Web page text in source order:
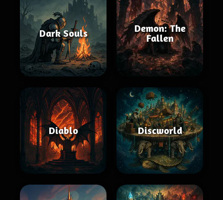
Dark Souls
Demon: The
Fallen
Diablo Discworld